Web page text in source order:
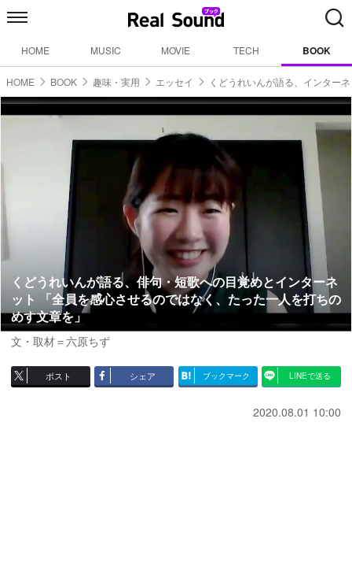
HOME MUSIC MOVIE TECH BOOK
HOME BOOK 趣味・実用 エッセイ くどうれいんが語る、インター
くどうれいんが語る、俳句・短歌への目覚めとインターネ
ット 「全員を感心させるのではなく、たった一人を打ちの
めす文章を」
文・取材＝六原ちず
ポスト シェア ブックマーク LINEで送る
2020.08.01 10:00